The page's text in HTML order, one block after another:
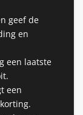
geef de
en
een laatste
een